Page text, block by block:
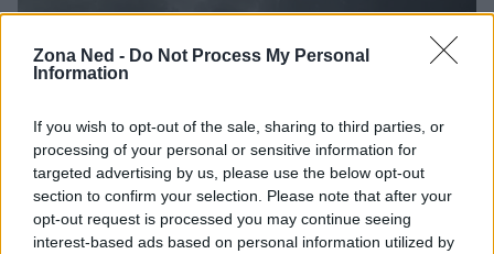
Zona Ned - Do Not Process My Personal
Information
If you wish to opt-out of the sale, sharing to third parties, or
processing of your personal or sensitive information for
targeted advertising by us, please use the below opt-out
section to confirm your selection. Please note that after your
opt-out request is processed you may continue seeing
interest-based ads based on personal information utilized by
Guardiani dell’Universo: chi sono e perché sono
fondamentali nel DC Universe
Ilaria Mauri · 8 Ago 2026